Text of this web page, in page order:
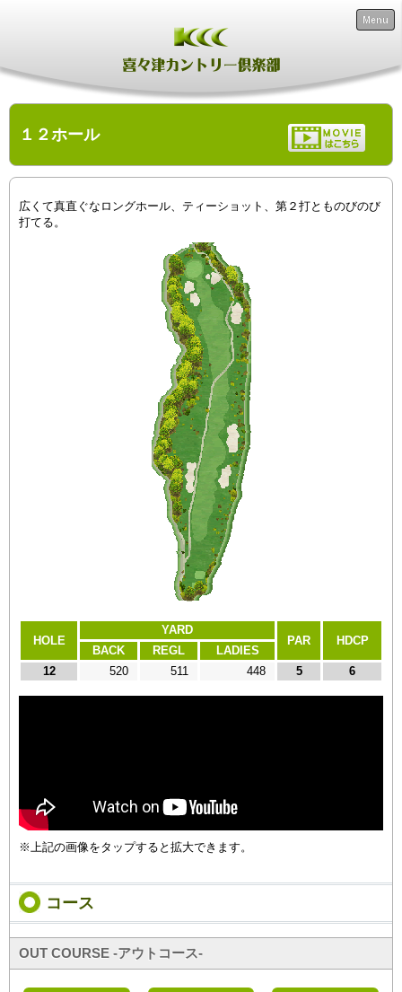
Menu
１２ホール
広くて真直ぐなロングホール、ティーショット、第２打とものびのび
打てる。
HOLE
YARD
PAR
HDCP
BACK REGL
LADIES
12
520 511 448 5 6
※上記の画像をタップすると拡大できます。
コース
OUT COURSE -アウトコース-